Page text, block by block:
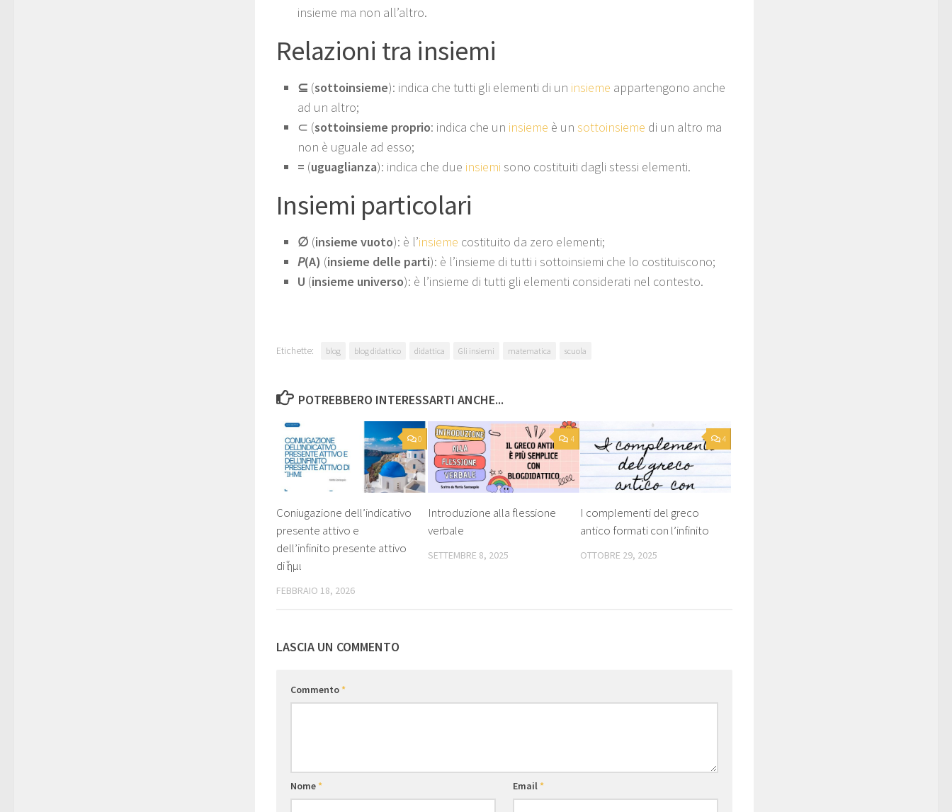
insieme ma non all’altro.
Relazioni tra insiemi
⊆ (sottoinsieme): indica che tutti gli elementi di un insieme appartengono anche
ad un altro;
⊂ (sottoinsieme proprio: indica che un insieme è un sottoinsieme di un altro ma
non è uguale ad esso;
= (uguaglianza): indica che due insiemi sono costituiti dagli stessi elementi.
Insiemi particolari
∅ (insieme vuoto): è l’insieme costituito da zero elementi;
P(A) (insieme delle parti): è l’insieme di tutti i sottoinsiemi che lo costituiscono;
U (insieme universo): è l’insieme di tutti gli elementi considerati nel contesto.
Etichette: blog blog didattico didattica Gli insiemi matematica scuola
POTREBBERO INTERESSARTI ANCHE...
0
Coniugazione dell’indicativo
presente attivo e
dell’infinito presente attivo
di ἵημι
FEBBRAIO 18, 2026
4
Introduzione alla flessione
verbale
SETTEMBRE 8, 2025
4
I complementi del greco
antico formati con l’infinito
OTTOBRE 29, 2025
LASCIA UN COMMENTO
Commento*
Nome* Email*